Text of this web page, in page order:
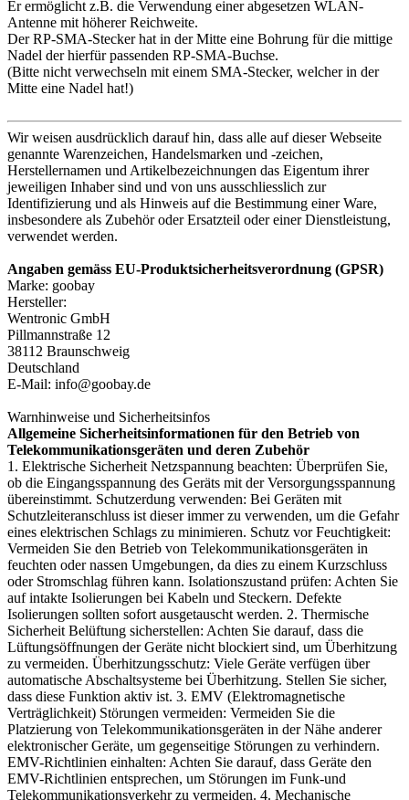
Er ermöglicht z.B. die Verwendung einer abgesetzen WLAN-
Antenne mit höherer Reichweite.
Der RP-SMA-Stecker hat in der Mitte eine Bohrung für die mittige
Nadel der hierfür passenden RP-SMA-Buchse.
(Bitte nicht verwechseln mit einem SMA-Stecker, welcher in der
Mitte eine Nadel hat!)
Wir weisen ausdrücklich darauf hin, dass alle auf dieser Webseite
genannte Warenzeichen, Handelsmarken und -zeichen,
Herstellernamen und Artikelbezeichnungen das Eigentum ihrer
jeweiligen Inhaber sind und von uns ausschliesslich zur
Identifizierung und als Hinweis auf die Bestimmung einer Ware,
insbesondere als Zubehör oder Ersatzteil oder einer Dienstleistung,
verwendet werden.
Angaben gemäss EU-Produktsicherheitsverordnung (GPSR)
Marke: goobay
Hersteller:
Wentronic GmbH
Pillmannstraße 12
38112 Braunschweig
Deutschland
E-Mail: info@goobay.de
Warnhinweise und Sicherheitsinfos
Allgemeine Sicherheitsinformationen für den Betrieb von
Telekommunikationsgeräten und deren Zubehör
1. Elektrische Sicherheit Netzspannung beachten: Überprüfen Sie,
ob die Eingangsspannung des Geräts mit der Versorgungsspannung
übereinstimmt. Schutzerdung verwenden: Bei Geräten mit
Schutzleiteranschluss ist dieser immer zu verwenden, um die Gefahr
eines elektrischen Schlags zu minimieren. Schutz vor Feuchtigkeit:
Vermeiden Sie den Betrieb von Telekommunikationsgeräten in
feuchten oder nassen Umgebungen, da dies zu einem Kurzschluss
oder Stromschlag führen kann. Isolationszustand prüfen: Achten Sie
auf intakte Isolierungen bei Kabeln und Steckern. Defekte
Isolierungen sollten sofort ausgetauscht werden. 2. Thermische
Sicherheit Belüftung sicherstellen: Achten Sie darauf, dass die
Lüftungsöffnungen der Geräte nicht blockiert sind, um Überhitzung
zu vermeiden. Überhitzungsschutz: Viele Geräte verfügen über
automatische Abschaltsysteme bei Überhitzung. Stellen Sie sicher,
dass diese Funktion aktiv ist. 3. EMV (Elektromagnetische
Verträglichkeit) Störungen vermeiden: Vermeiden Sie die
Platzierung von Telekommunikationsgeräten in der Nähe anderer
elektronischer Geräte, um gegenseitige Störungen zu verhindern.
EMV-Richtlinien einhalten: Achten Sie darauf, dass Geräte den
EMV-Richtlinien entsprechen, um Störungen im Funk-und
Telekommunikationsverkehr zu vermeiden. 4. Mechanische